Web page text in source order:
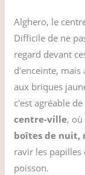
Alghero, le
Difficile de ne
regard devant
d'enceinte, mais
aux briques
c'est agréable
centre-ville,
boîtes de nuit,
ravir les papilles
poisson.